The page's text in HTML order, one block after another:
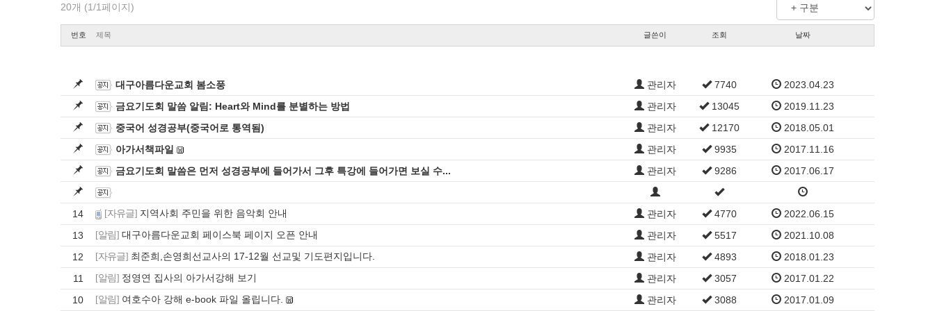
20개 (1/1페이지)
번호 제목 글쓴이 조회 날짜
대구아름다운교회 봄소풍 관리자 7740
2023.04.23
금요기도회 말씀 알림: Heart와 Mind를 분별하는 방법
관리자 13045
2019.11.23
중국어 성경공부(중국어로 통역됨)
관리자 12170
2018.05.01
아가서책파일
관리자 9935
2017.11.16
금요기도회 말씀은 먼저 성경공부에 들어가서 그후 특강에 들어가면 보실 수...
관리자 9286 2017.06.17
14 [자유글] 지역사회 주민을 위한 음악회 안내 관리자 4770
2022.06.15
13
[알림] 대구아름다운교회 페이스북 페이지 오픈 안내 관리자 5517
2021.10.08
12
[자유글] 최준희,손영희선교사의 17-12월 선교및 기도편지입니다. 관리자 4893
2018.01.23
11
[알림] 정영연 집사의 아가서강해 보기 관리자 3057
2017.01.22
10
[알림] 여호수아 강해 e-book 파일 올립니다. 관리자 3088 2017.01.09